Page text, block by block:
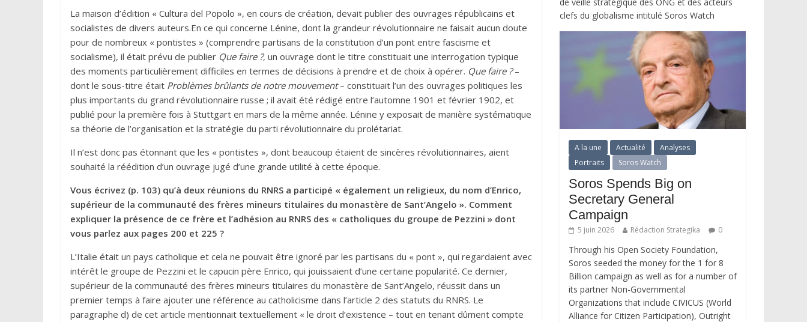
La maison d’édition « Cultura del Popolo », en cours de création, devait publier des ouvrages républicains et
socialistes de divers auteurs.En ce qui concerne Lénine, dont la grandeur révolutionnaire ne faisait aucun doute
pour de nombreux « pontistes » (comprendre partisans de la constitution d’un pont entre fascisme et
socialisme), il était prévu de publier Que faire ?, un ouvrage dont le titre constituait une interrogation typique
des moments particulièrement difficiles en termes de décisions à prendre et de choix à opérer. Que faire ?–
dont le sous-titre était Problèmes brûlants de notre mouvement– constituait l’un des ouvrages politiques les
plus importants du grand révolutionnaire russe ; il avait été rédigé entre l’automne 1901 et février 1902, et
publié pour la première fois à Stuttgart en mars de la même année. Lénine y exposait de manière systématique
sa théorie de l’organisation et la stratégie du parti révolutionnaire du prolétariat.
Il n’est donc pas étonnant que les « pontistes », dont beaucoup étaient de sincères révolutionnaires, aient
souhaité la réédition d’un ouvrage jugé d’une grande utilité à cette époque.
Vous écrivez (p. 103) qu’à deux réunions du RNRS a participé « également un religieux, du nom d’Enrico,
supérieur de la communauté des frères mineurs titulaires du monastère de Sant’Angelo ». Comment
expliquer la présence de ce frère et l’adhésion au RNRS des « catholiques du groupe de Pezzini » dont
vous parlez aux pages 200 et 225 ?
L’Italie était un pays catholique et cela ne pouvait être ignoré par les partisans du « pont », qui regardaient avec
intérêt le groupe de Pezzini et le capucin père Enrico, qui jouissaient d’une certaine popularité. Ce dernier,
supérieur de la communauté des frères mineurs titulaires du monastère de Sant’Angelo, réussit dans un
premier temps à faire ajouter une référence au catholicisme dans l’article 2 des statuts du RNRS. Le
paragraphe d) de cet article mentionnait textuellement « le droit d’existence – tout en tenant dûment compte
clefs du globalisme intitulé Soros Watch
A la une Actualité
Analyses
Portraits
Soros Watch
Soros Spends Big on
Secretary General
Campaign
5 juin 2026 Rédaction Strategika 0
Through his Open Society Foundation,
Soros seeded the money for the 1 for 8
Billion campaign as well as for a number of
its partner Non-Governmental
Organizations that include CIVICUS (World
Alliance for Citizen Participation), Outright